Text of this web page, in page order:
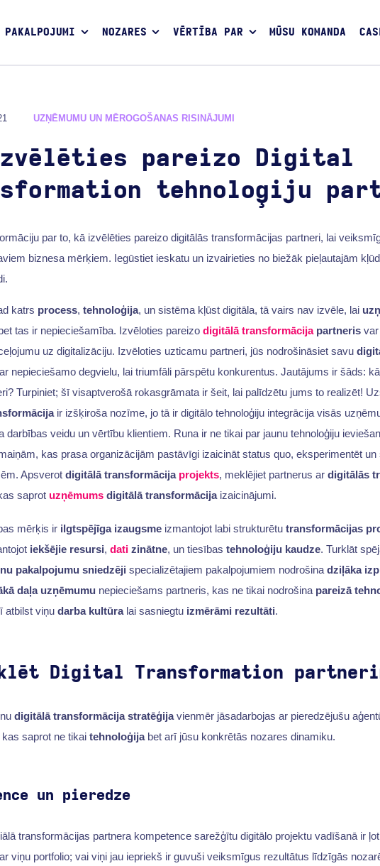
PAKALPOJUMI NOZARES VĒRTĪBA PAR MŪSU KOMANDA
UZŅĒMUMU UN MĒROGOŠANAS RISINĀJUMI
pareizo Digital
tehnoloģiju
par to, kā izvēlēties pareizo digitālās transformācijas partneri, lai
biznesa mērķiem. Iegūstiet ieskatu un izvairieties no biežāk pieļautajām
katrs process, tehnoloģija, un sistēma kļūst digitāla, tā vairs nav izvēle, lai
tas ir nepieciešamība. Izvēloties pareizo digitālā transformācijapartnerisvar
uz digitalizāciju. Izvēloties uzticamu partneri, jūs nodrošināsiet savu
nepieciešamo degvielu, lai triumfāli pārspētu konkurentus. Jautājums ir šāds:
Turpiniet; šī visaptverošā rokasgrāmata ir šeit, lai palīdzētu jums to realizēt!
ir izšķiroša nozīme, jo tā ir digitālo tehnoloģiju integrācija visās
darbības veidu un vērtību klientiem. Runa ir ne tikai par jaunu tehnoloģiju
kas prasa organizācijām pastāvīgi izaicināt status quo, eksperimentēt un
Apsverot digitālā transformācija projekts, meklējiet partnerus ar digitālās
saprot uzņēmumsdigitālā transformācijaizaicinājumi.
mērķis ir ilgtspējīga izaugsmeizmantojot labi strukturētu transformācijas
iekšējie resursi, datizinātne, un tiesības tehnoloģiju kaudze. Turklāt
pakalpojumu sniedzēji specializētajiem pakalpojumiem nodrošina dziļāka
daļa uzņēmumu nepieciešams partneris, kas ne tikai nodrošina pareizā
atbilst viņu darba kultūralai sasniegtu izmērāmi rezultāti.
Digital Transformation
digitālā transformācija stratēģijavienmēr jāsadarbojas ar pieredzējušu
saprot ne tikai tehnoloģijabet arī jūsu konkrētās nozares dinamiku.
un pieredze
transformācijas partnera kompetence sarežģītu digitālo projektu vadīšanā ir
viņu portfolio; vai viņi jau iepriekš ir guvuši veiksmīgus rezultātus līdzīgās